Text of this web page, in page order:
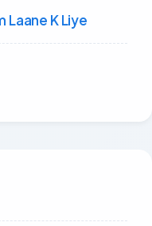
Laane K Liye